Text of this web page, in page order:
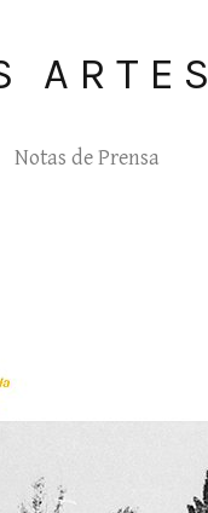
ARTES
Notas de Prensa